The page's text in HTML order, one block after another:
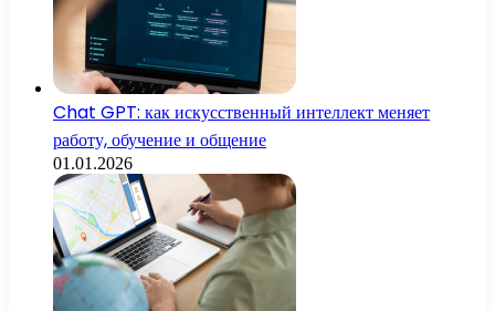
Chat GPT: как искусственный интеллект меняет
работу, обучение и общение
01.01.2026